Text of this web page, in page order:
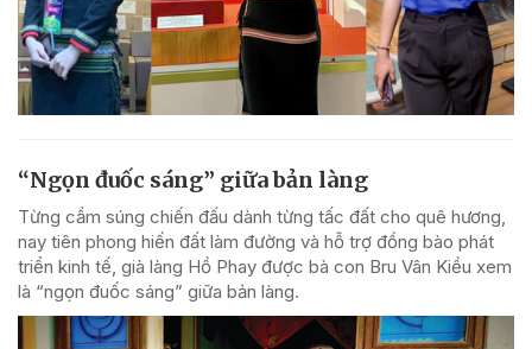
“Ngọn đuốc sáng” giữa bản làng
Từng cầm súng chiến đấu dành từng tấc đất cho quê hương,
nay tiên phong hiến đất làm đường và hỗ trợ đồng bào phát
triển kinh tế, già làng Hồ Phay được bà con Bru Vân Kiều xem
là “ngọn đuốc sáng” giữa bản làng.